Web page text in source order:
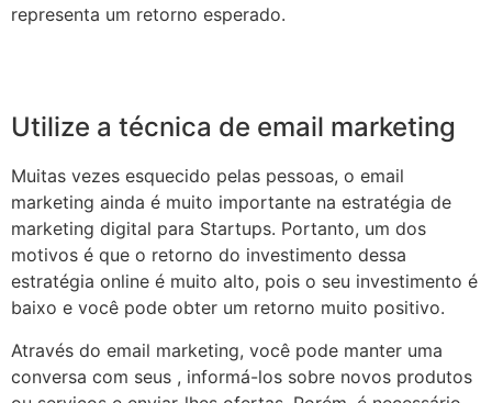
representa um retorno esperado.
Utilize a técnica de email marketing
Muitas vezes esquecido pelas pessoas, o email
marketing ainda é muito importante na estratégia de
marketing digital para Startups. Portanto, um dos
motivos é que o retorno do investimento dessa
estratégia online é muito alto, pois o seu investimento é
baixo e você pode obter um retorno muito positivo.
Através do email marketing, você pode manter uma
conversa com seus , informá-los sobre novos produtos